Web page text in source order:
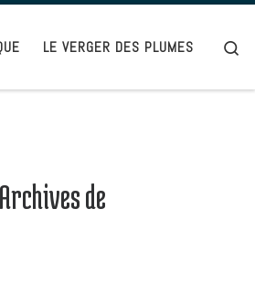
LE VERGER DES PLUMES
de